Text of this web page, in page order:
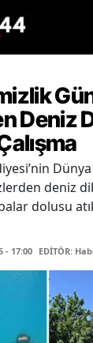
Deniz
deniz
dolusu
- 17:00 EDİTÖR: